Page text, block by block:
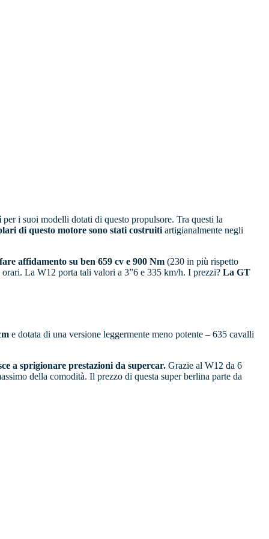
per i suoi modelli dotati di questo propulsore. Tra questi la
di questo motore sono stati costruiti artigianalmente negli
affidamento su ben 659 cv e 900 Nm (230 in più rispetto
La W12 porta tali valori a 3”6 e 335 km/h. I prezzi? La GT
e dotata di una versione leggermente meno potente – 635 cavalli
a sprigionare prestazioni da supercar. Grazie al W12 da 6
della comodità. Il prezzo di questa super berlina parte da